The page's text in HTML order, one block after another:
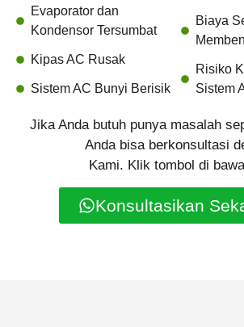
Evaporator dan
Kondensor Tersumbat
Kipas AC Rusak
Sistem AC Bunyi Berisik
Biaya
Risiko
Sistem
Jika Anda butuh punya masalah
Anda bisa berkonsultasi
Kami. Klik tombol di
Konsultasikan